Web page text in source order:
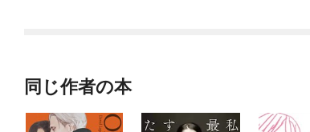
同じ作者の本